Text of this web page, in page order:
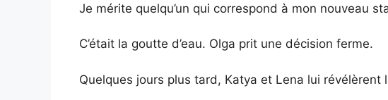
Je mérite quelqu’un qui correspond à mon nouveau
C’était la goutte d’eau. Olga prit une décision ferme.
Quelques jours plus tard, Katya et Lena lui révélèrent